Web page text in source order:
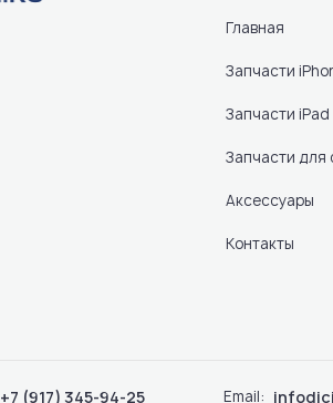
Главная
Запчасти
Запчасти iPad
Запчасти для
Аксессуары
Контакты
+7 (917) 345-94-25 Email: